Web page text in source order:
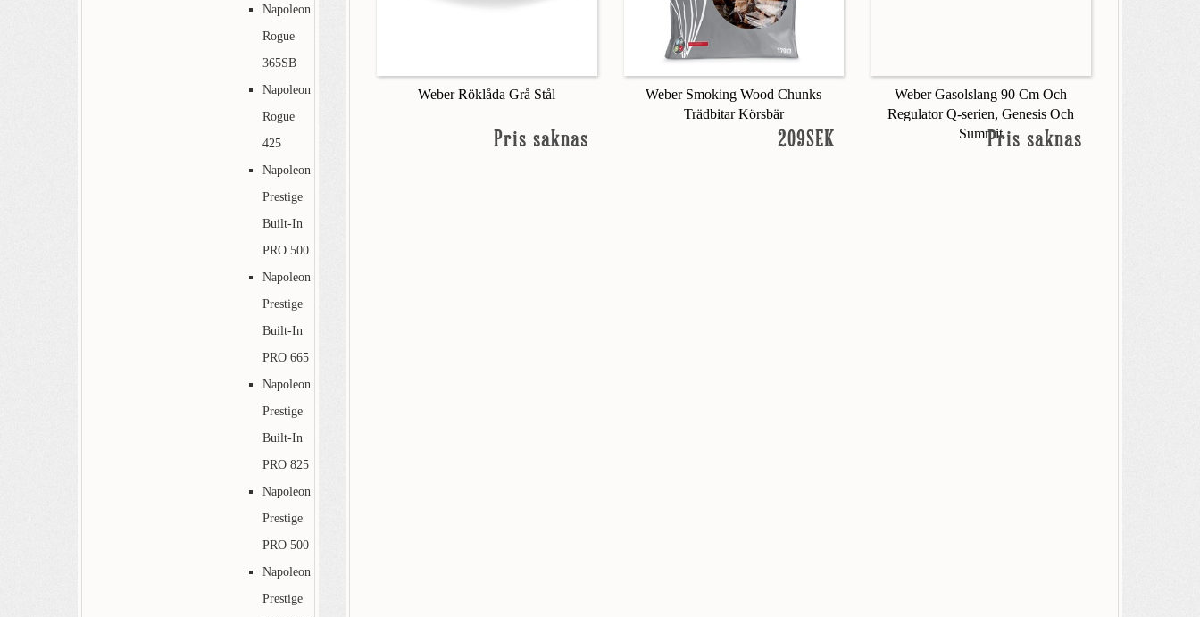
Weber Röklåda Grå Stål
Pris saknas
Weber Smoking Wood Chunks
Trädbitar Körsbär
209SEK
Weber Gasolslang 90 Cm Och
Regulator Q-serien, Genesis Och
SummitPris saknas
Napoleon
Rogue
365SB
Napoleon
Rogue
425
Napoleon
Prestige
Built-In
PRO 500
Napoleon
Prestige
Built-In
PRO 665
Napoleon
Prestige
Built-In
PRO 825
Napoleon
Prestige
PRO 500
Napoleon
Prestige